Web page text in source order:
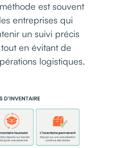
est souvent
entreprises qui
un suivi précis
en évitant de
logistiques.